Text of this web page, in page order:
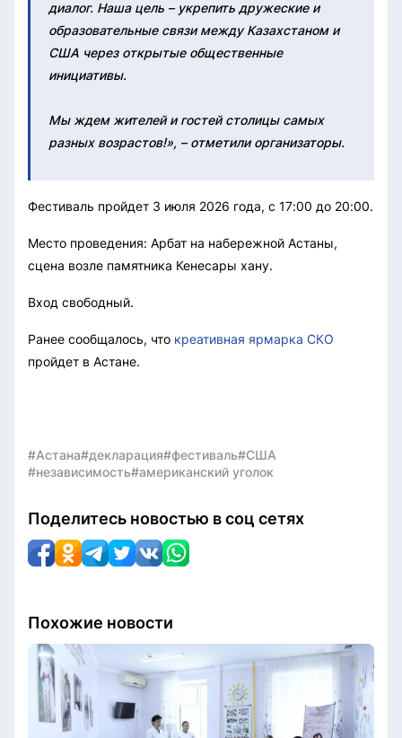
диалог. Наша цель – укрепить дружеские и
образовательные связи между Казахстаном и
США через открытые общественные
инициативы.
Мы ждем жителей и гостей столицы самых
разных возрастов!», – отметили организаторы.
Фестиваль пройдет 3 июля 2026 года, с 17:00 до 20:00.
Место проведения: Арбат на набережной Астаны,
сцена возле памятника Кенесары хану.
Вход свободный.
Ранее сообщалось, что креативная ярмарка СКО
пройдет в Астане.
#Астана#декларация#фестиваль#США
#независимость#американский уголок
Поделитесь новостью в соц сетях
Похожие новости